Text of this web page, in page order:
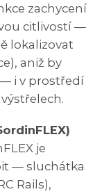
zachycení
citlivostí —
lokalizovat
aniž by
i v prostředí
je
— sluchátka
Rails),